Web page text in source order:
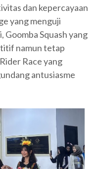
dan kepercayaan
yang menguji
Goomba Squash yang
namun tetap
Race yang
antusiasme